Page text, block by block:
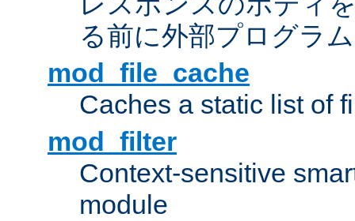
る前に外部プログラ
mod_file_cache
Caches a static list of
mod_filter
Context-sensitive
module